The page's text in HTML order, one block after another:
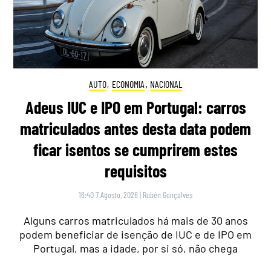
AUTO, ECONOMIA , NACIONAL
Adeus IUC e IPO em Portugal: carros
matriculados antes desta data podem
ficar isentos se cumprirem estes
requisitos
16:40 7 Agosto, 2026 | Rubén Gonçalves
Alguns carros matriculados há mais de 30 anos
podem beneficiar de isenção de IUC e de IPO em
Portugal, mas a idade, por si só, não chega